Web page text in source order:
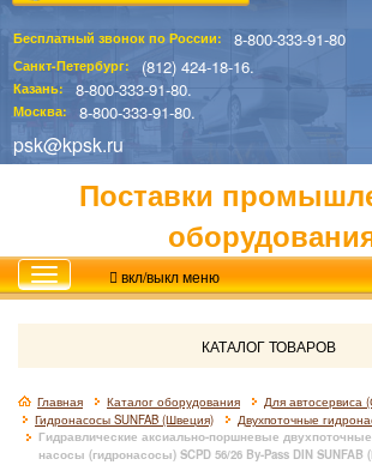
Бесплатный звонок по России: 8-800-333-91-80
Санкт-Петербург: (812) 424-18-16.
Казань: 8-800-333-91-80.
Москва: 8-800-333-91-80.
psk@kpsk.ru
Поставки
вкл/выкл меню
КАТАЛОГ ТОВАРОВ
Главная Каталог оборудования
Для автосервиса
Гидронасосы SUNFAB (Швеция)
Двухпоточные
Гидравлические аксиально-поршневые
насосы (гидронасосы) SCPD 56/26 By-Pass DIN SUNFAB